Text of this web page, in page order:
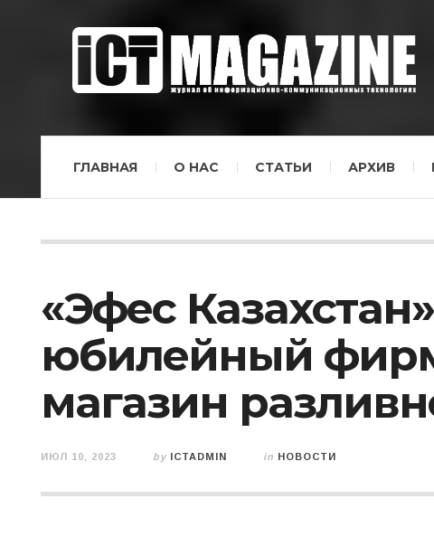
ГЛАВНАЯ О НАС СТАТЬИ АРХИВ
«Эфес
юбилейный
магазин
ИЮЛ 10, 2023 by ICTADMIN in НОВОСТИ